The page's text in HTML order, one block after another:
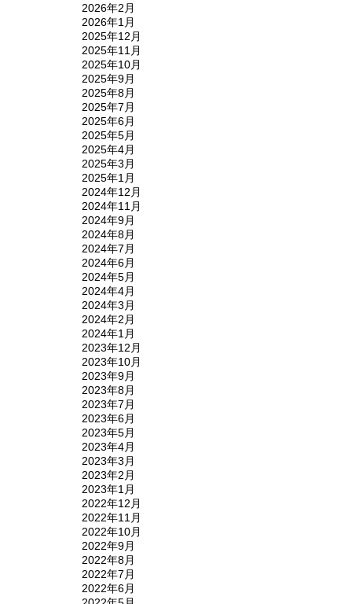
2026年2月
2026年1月
2025年12月
2025年11月
2025年10月
2025年9月
2025年8月
2025年7月
2025年6月
2025年5月
2025年4月
2025年3月
2025年1月
2024年12月
2024年11月
2024年9月
2024年8月
2024年7月
2024年6月
2024年5月
2024年4月
2024年3月
2024年2月
2024年1月
2023年12月
2023年10月
2023年9月
2023年8月
2023年7月
2023年6月
2023年5月
2023年4月
2023年3月
2023年2月
2023年1月
2022年12月
2022年11月
2022年10月
2022年9月
2022年8月
2022年7月
2022年6月